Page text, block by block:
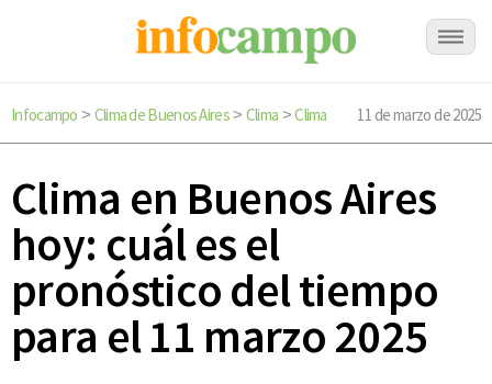
Infocampo > Clima de Buenos Aires> Clima >Clima 11 de marzo de 2025
Clima en Buenos Aires
hoy: cuál es el
pronóstico del tiempo
para el 11 marzo 2025